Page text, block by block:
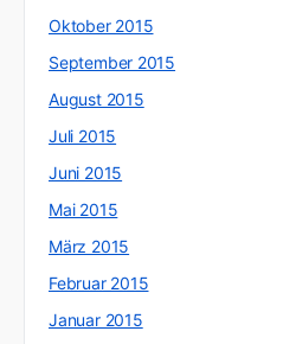
Oktober 2015
September 2015
August 2015
Juli 2015
Juni 2015
Mai 2015
März 2015
Februar 2015
Januar 2015